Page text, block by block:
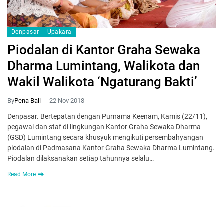
Denpasar Upakara
Piodalan di Kantor Graha Sewaka
Dharma Lumintang, Walikota dan
Wakil Walikota ‘Ngaturang Bakti’
ByPena Bali 22 Nov 2018
Denpasar. Bertepatan dengan Purnama Keenam, Kamis (22/11),
pegawai dan staf di lingkungan Kantor Graha Sewaka Dharma
(GSD) Lumintang secara khusyuk mengikuti persembahyangan
piodalan di Padmasana Kantor Graha Sewaka Dharma Lumintang.
Piodalan dilaksanakan setiap tahunnya selalu…
Read More